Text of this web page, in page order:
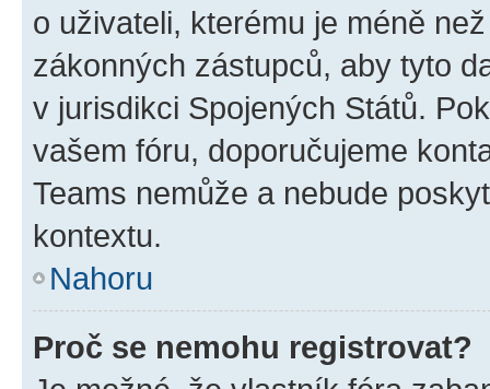
o uživateli, kterému je méně
zákonných zástupců, aby tyto
v jurisdikci Spojených Států.
vašem fóru, doporučujeme
Teams nemůže a nebude
kontextu.
Nahoru
Proč se nemohu registrovat?